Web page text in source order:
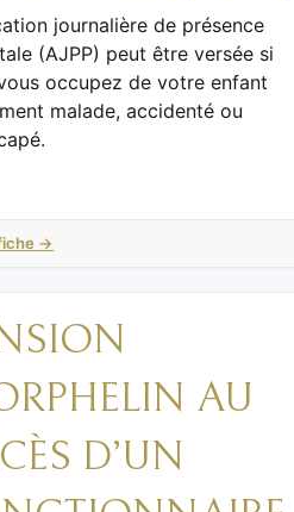
journalière de présence
(AJPP) peut être versée si
occupez de votre enfant
malade, accidenté ou
→
AU
D’UN